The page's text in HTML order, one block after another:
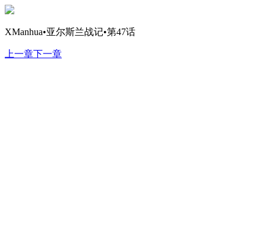
XManhua•亚尔斯兰战记•第47话
上一章下一章